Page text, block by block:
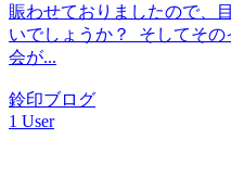
賑わせておりましたので、
いでしょうか？ そしてその
会が...
鈴印ブログ
1 User